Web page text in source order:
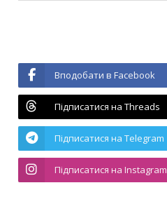
Вподобати в Facebook
Підписатися на Threads
Підписатися на Telegram
Підписатися на Instagram